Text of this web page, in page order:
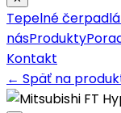
Tepelné čerpadlá
násProdukty
Kontakt
← Späť na